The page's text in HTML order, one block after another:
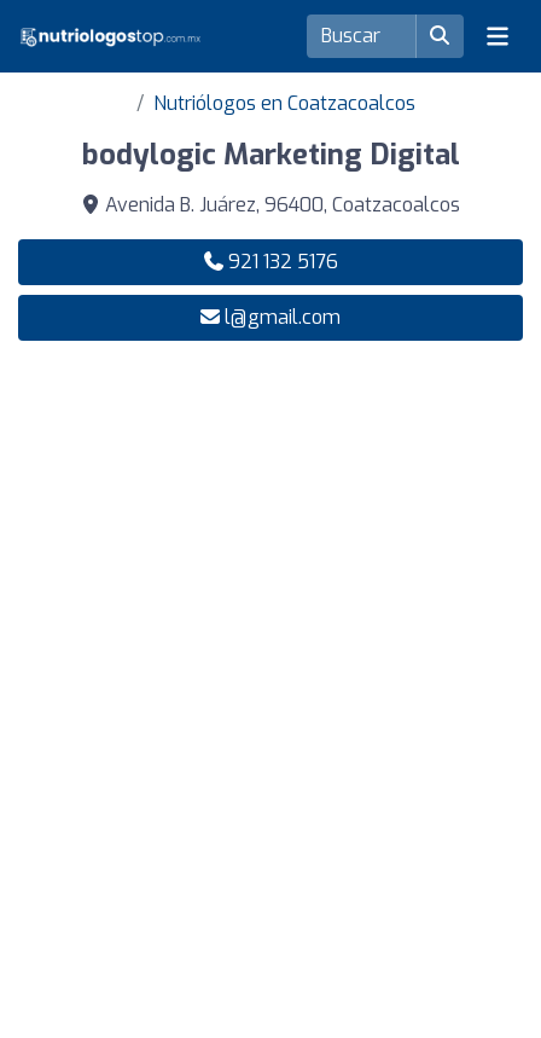
Nutriólogos en Coatzacoalcos
bodylogic Marketing Digital
Avenida B. Juárez, 96400, Coatzacoalcos
921 132 5176
l@gmail.com